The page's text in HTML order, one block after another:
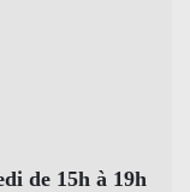
de 15h à 19h